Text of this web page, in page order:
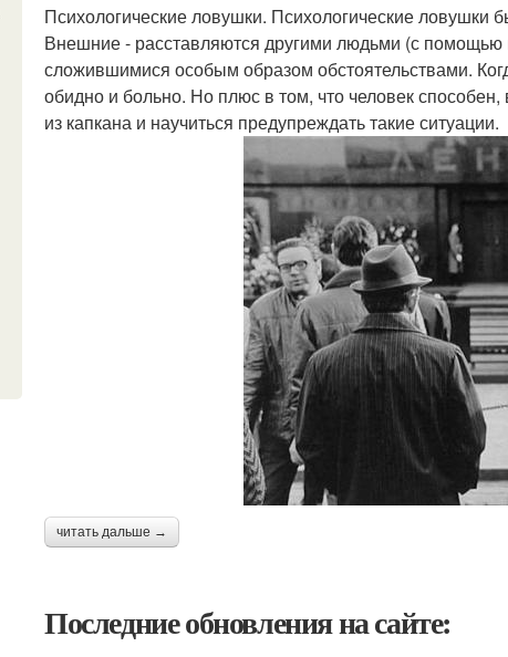
Психологические ловушки. Психологические ловушки
Внешние - расставляются другими людьми (с
сложившимися особым образом обстоятельствами.
обидно и больно. Но плюс в том, что человек
из капкана и научиться предупреждать такие ситуации.
читать дальше →
Последние обновления на сайте: